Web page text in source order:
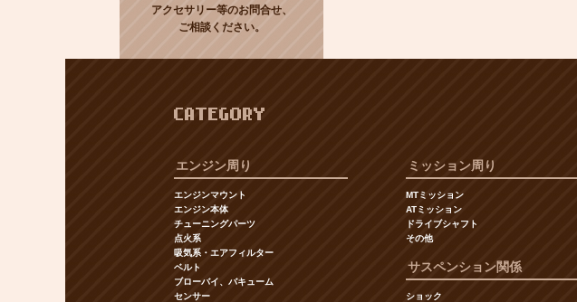
アクセサリー等のお問合せ、
ご相談ください。
CATEGORY
エンジン周り
エンジンマウント
エンジン本体
チューニングパーツ
点火系
吸気系・エアフィルター
ベルト
ブローバイ、バキューム
センサー
ミッション周り
MTミッション
ATミッション
ドライブシャフト
その他
サスペンション関係
ショック